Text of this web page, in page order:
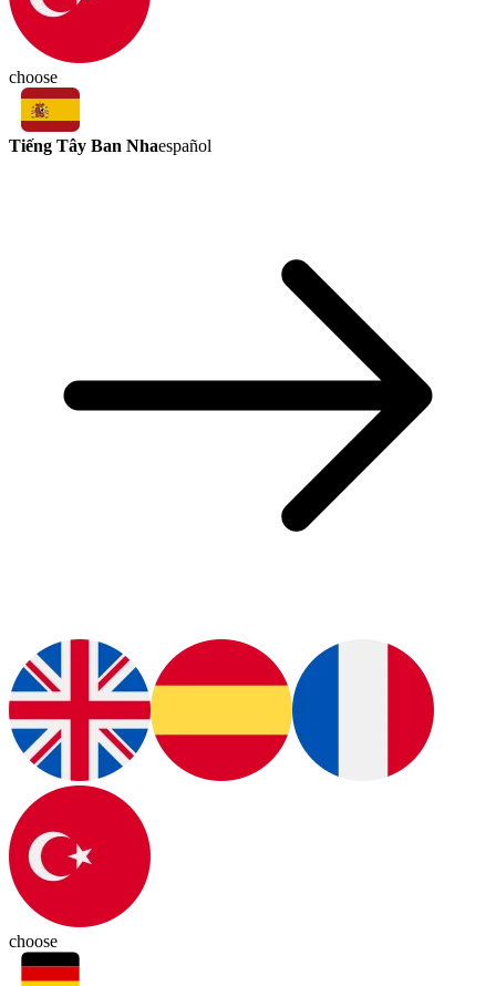
choose
Tiếng Tây Ban Nhaespañol
choose